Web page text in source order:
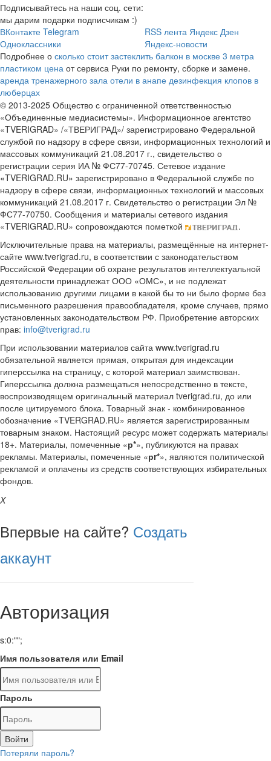
Подписывайтесь на наши соц. сети:
мы дарим подарки подписчикам :)
ВКонтакте Telegram
Одноклассники
RSS лента Яндекс Дзен
Яндекс-новости
Подробнее о сколько стоит застеклить балкон в москве 3 метра
пластиком цена от сервиса Руки по ремонту, сборке и замене.
аренда тренажерного зала отели в анапе дезинфекция клопов в
люберцах
© 2013-2025 Общество с ограниченной ответственностью
«Объединенные медиасистемы». Информационное агентство
«TVERIGRAD» /«ТВЕРИГРАД»/ зарегистрировано Федеральной
службой по надзору в сфере связи, информационных технологий и
массовых коммуникаций 21.08.2017 г., свидетельство о
регистрации серия ИА № ФС77-70745. Сетевое издание
«TVERIGRAD.RU» зарегистрировано в Федеральной службе по
надзору в сфере связи, информационных технологий и массовых
коммуникаций 21.08.2017 г. Свидетельство о регистрации Эл №
ФС77-70750. Сообщения и материалы сетевого издания
«TVERIGRAD.RU» сопровождаются пометкой
.
Исключительные права на материалы, размещённые на интернет-
сайте www.tverigrad.ru, в соответствии с законодательством
Российской Федерации об охране результатов интеллектуальной
деятельности принадлежат ООО «ОМС», и не подлежат
использованию другими лицами в какой бы то ни было форме без
письменного разрешения правообладателя, кроме случаев, прямо
установленных законодательством РФ. Приобретение авторских
прав: info@tverigrad.ru
При использовании материалов сайта www.tverigrad.ru
обязательной является прямая, открытая для индексации
гиперссылка на страницу, с которой материал заимствован.
Гиперссылка должна размещаться непосредственно в тексте,
воспроизводящем оригинальный материал tverigrad.ru, до или
после цитируемого блока. Товарный знак - комбинированное
обозначение «TVERGRAD.RU» является зарегистрированным
товарным знаком. Настоящий ресурс может содержать материалы
18+. Материалы, помеченные «р*», публикуются на правах
рекламы. Материалы, помеченные «рr*», являются политической
рекламой и оплачены из средств соответствующих избирательных
фондов.
X
Впервые на сайте? Создать
аккаунт
Авторизация
s:0:"";
Имя пользователя или Email
Пароль
Войти
Потеряли пароль?